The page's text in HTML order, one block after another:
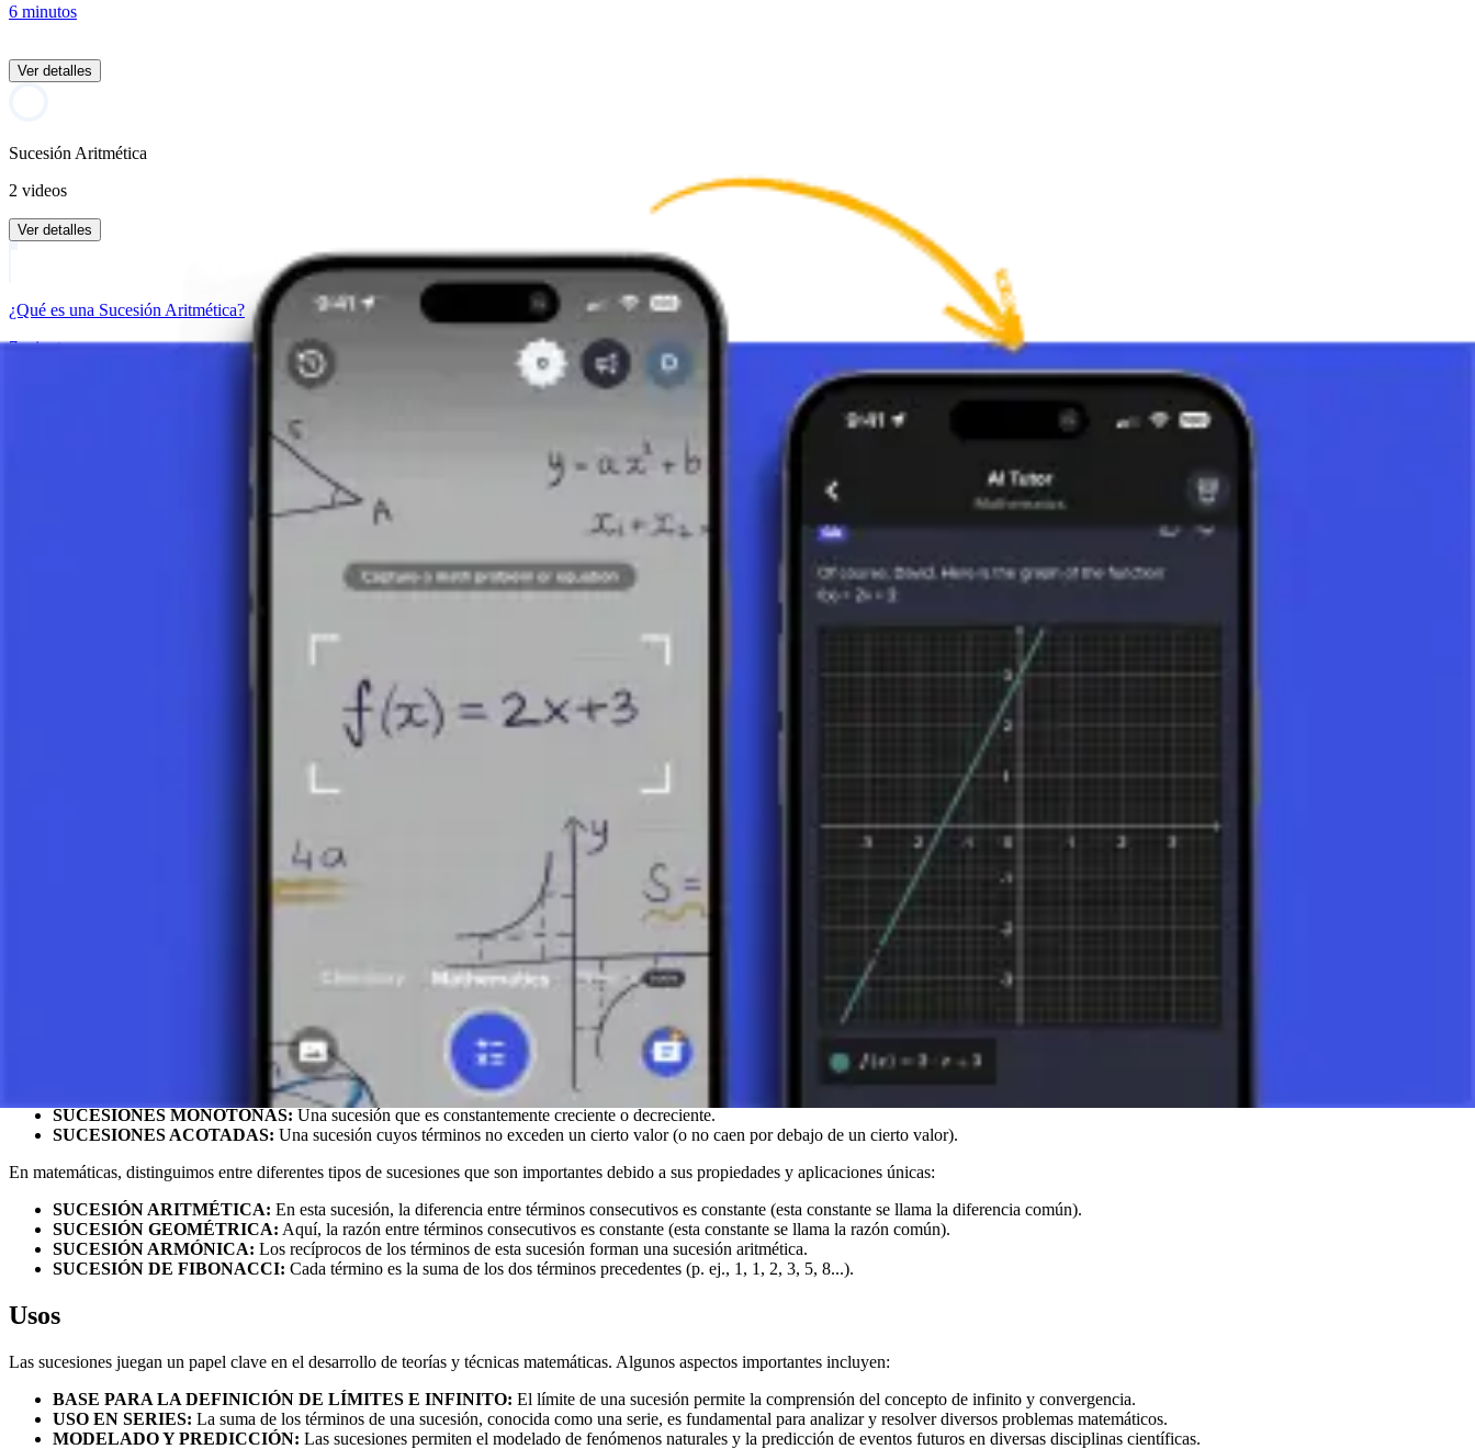
6 minutos
Ver detalles
Sucesión Aritmética
2 videos
Ver detalles
¿Qué es una Sucesión Aritmética?
7 minutos
Entendiendo las Sucesiones en Matemáticas
Las sucesiones son estructuras matemáticas compuestas por una serie de elementos dispuestos en un orden específico. Cada elemento en una sucesión está determinado por su posición y puede seguir un patrón o
regla específica. Son conceptos fundamentales en diversos campos de las matemáticas, incluyendo el análisis, la combinatoria y la teoría de números.
Definición y Propiedades Básicas de las Sucesiones
Una sucesión es una función cuyo dominio es el conjunto de los números naturales (o un subconjunto de los números naturales, como los primeros 'n' números naturales para una sucesión finita) y cuyo rango es
un conjunto de elementos. Cada elemento en una sucesión se conoce como un
término
de la sucesión. Esta definición permite clasificar las sucesiones según sus propiedades, tales como:
SUCESIONES FINITAS E INFINITAS:Una sucesión finita tiene un número específico de términos, mientras que una sucesión infinita tiene términos que continúan indefinidamente.
SUCESIONES MONÓTONAS: Una sucesión que es constantemente creciente o decreciente.
SUCESIONES ACOTADAS: Una sucesión cuyos términos no exceden un cierto valor (o no caen por debajo de un cierto valor).
En matemáticas, distinguimos entre diferentes tipos de sucesiones que son importantes debido a sus propiedades y aplicaciones únicas:
SUCESIÓN ARITMÉTICA: En esta sucesión, la diferencia entre términos consecutivos es constante (esta constante se llama la diferencia común).
SUCESIÓN GEOMÉTRICA: Aquí, la razón entre términos consecutivos es constante (esta constante se llama la razón común).
SUCESIÓN ARMÓNICA: Los recíprocos de los términos de esta sucesión forman una sucesión aritmética.
SUCESIÓN DE FIBONACCI: Cada término es la suma de los dos términos precedentes (p. ej., 1, 1, 2, 3, 5, 8...).
Usos
Las sucesiones juegan un papel clave en el desarrollo de teorías y técnicas matemáticas. Algunos aspectos importantes incluyen:
BASE PARA LA DEFINICIÓN DE LÍMITES E INFINITO: El límite de una sucesión permite la comprensión del concepto de infinito y convergencia.
USO EN SERIES: La suma de los términos de una sucesión, conocida como una serie, es fundamental para analizar y resolver diversos problemas matemáticos.
MODELADO Y PREDICCIÓN: Las sucesiones permiten el modelado de fenómenos naturales y la predicción de eventos futuros en diversas disciplinas científicas.